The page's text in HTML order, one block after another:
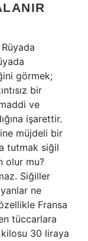
görmek;
bir
ve
işarettir.
müjdeli bir
tutmak siğil
olur mu?
Siğiller
ne
Fransa
tüccarlara
kilosu 30 liraya